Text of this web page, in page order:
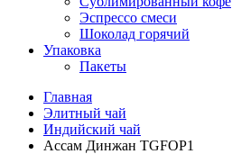
Эспрессо смеси
Шоколад горячий
Упаковка
Пакеты
Главная
Элитный чай
Индийский чай
Ассам Динжан TGFOP1